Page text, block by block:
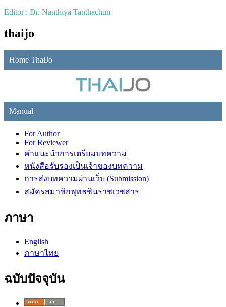
Editor : Dr. Nanthiya Tanthachun
thaijo
Home ThaiJo
Manual
For Author
For Reviewer
คำแนะนำการเตรียมบทความ
หนังสือรับรองเป็นเจ้าของบทความ
การส่งบทความผ่านเว็บ (Submission)
สมัครสมาชิกพุทธชินราชเวชสาร
ภาษา
English
ภาษาไทย
ฉบับปัจจุบัน